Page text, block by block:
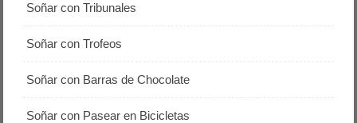
Soñar con Tribunales
Soñar con Trofeos
Soñar con Barras de Chocolate
Soñar con Pasear en Bicicletas